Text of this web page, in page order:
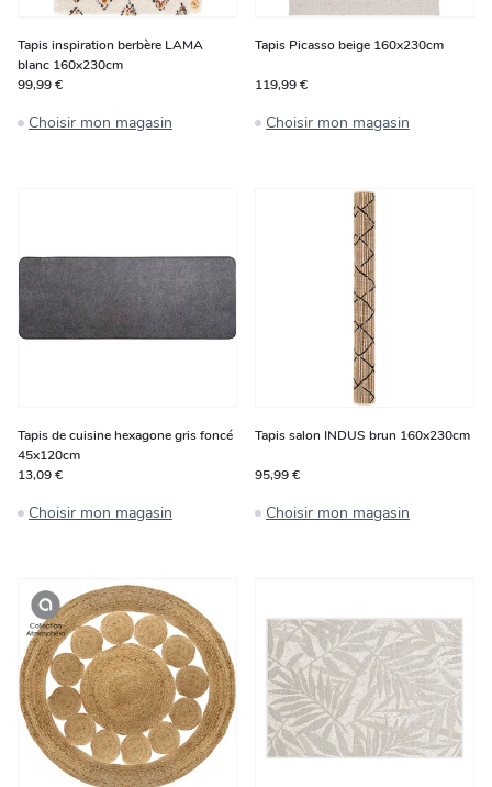
Tapis inspiration berbère LAMA
blanc 160x230cm
99,99 €
Choisir mon magasin
Tapis Picasso beige 160x230cm
119,99 €
Choisir mon magasin
Tapis de cuisine hexagone gris foncé
45x120cm
13,09 €
Choisir mon magasin
Tapis salon INDUS brun 160x230cm
95,99 €
Choisir mon magasin